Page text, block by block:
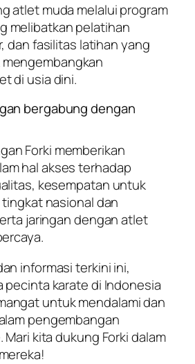
atlet muda melalui program
melibatkan pelatihan
dan fasilitas latihan yang
di usia dini.
bergabung dengan
Forki memberikan
hal akses terhadap
kesempatan untuk
nasional dan
jaringan dengan atlet
informasi terkini ini,
pecinta karate di Indonesia
untuk mendalami dan
pengembangan
kita dukung Forki dalam